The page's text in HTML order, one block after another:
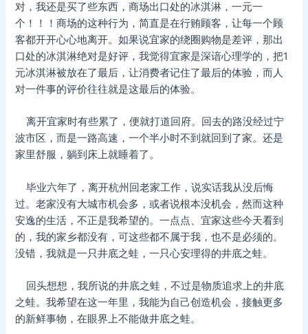
对，我还是买了些东西，商场出口处的冰淇淋，一元一
个！！！商场的这种行为，简直是在行贿顾客，让每一个顾
客都开开心心地离开。如果说宜家的绕圈购物是差评，那出
口处的冰淇淋绝对是好评，我觉得宜家是深谙心理学的，把1
元冰淇淋被放在了最后，让消费者记住了最后的体验，而人
对一件事的评价往往就是这最后的体验。
离开宜家时有些累了，便就打道回府。回去的路没经过宁
波市区，而是一路高速，一个半小时不到就回到了家。还是
家里舒服，躺到床上就睡着了。
毕业六年了，离开杭州回老家工作，说实话我从没后悔
过。老家没有大城市机会多，或者说根本没机会，然而这种
安逸的生活，不正是我希望的。一点点、宜家这些今天看到
的，我的家乡都没有，可这些都不属于我，也不是必须的。
没错，我就是一只井底之蛙，一只心安理得的井底之蛙。
回头想想，我所说的井底之蛙，不过是物质追求上的井底
之蛙。我希望在这一年里，我能为自己创造机会，接触更多
的新鲜事物，在眼界上不能做井底之蛙。